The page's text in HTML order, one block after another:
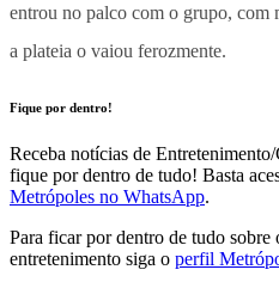
entrou no palco com o grupo, com
a plateia o vaiou ferozmente.
Fique por dentro!
Receba notícias de
fique por dentro de tudo! Basta
Metrópoles no WhatsApp.
Para ficar por dentro de tudo sobre
entretenimento siga o perfil